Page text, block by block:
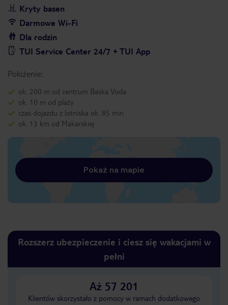
Kryty basen
Darmowe Wi-Fi
Dla rodzin
TUI Service Center 24/7 + TUI App
Położenie:
ok. 200 m od centrum Baska Voda
ok. 10 m od plaży
czas dojazdu z lotniska ok. 85 min
ok. 13 km od Makarskiej
Pokaż na mapie
Rozszerz ubezpieczenie i ciesz się wakacjami w
pełni
Aż 57 201
Klientów skorzystało z pomocy w ramach dodatkowego